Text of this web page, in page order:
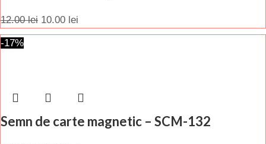
12.00lei 10.00 lei
-17%
Semn de carte magnetic – SCM-132